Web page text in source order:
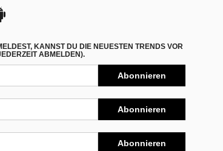
KANNST DU DIE NEUESTEN TRENDS VOR
ABMELDEN).
Abonnieren
Abonnieren
Abonnieren